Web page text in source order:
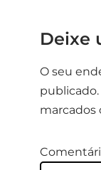
Deixe
O seu
publicado.
marcados